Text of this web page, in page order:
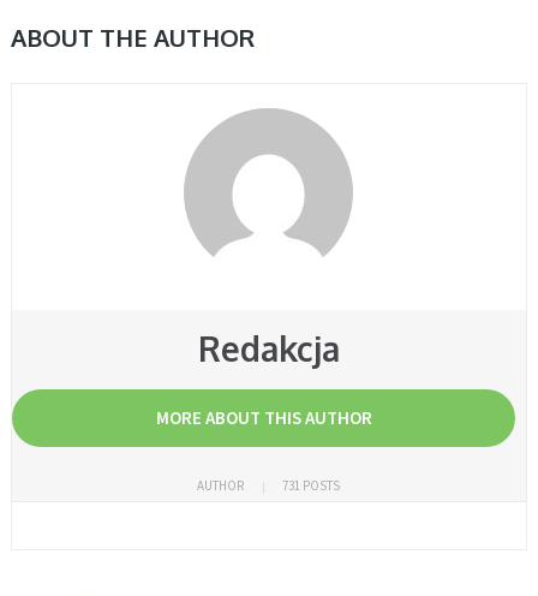
ABOUT THE AUTHOR
Redakcja
MORE ABOUT THIS AUTHOR
AUTHOR 731 POSTS